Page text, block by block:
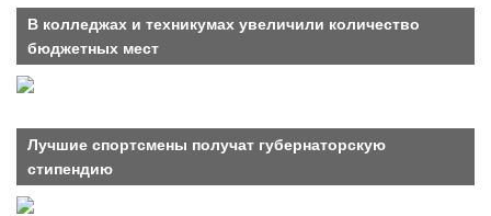
В колледжах и техникумах увеличили количество
бюджетных мест
Лучшие спортсмены получат губернаторскую
стипендию